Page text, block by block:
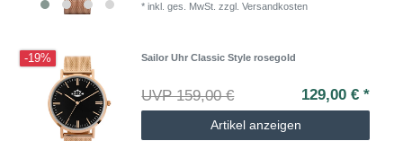
*inkl. ges. MwSt. zzgl.Versandkosten
-19% Sailor Uhr Classic Style rosegold
UVP 159,00 € 129,00 € *
Artikel anzeigen